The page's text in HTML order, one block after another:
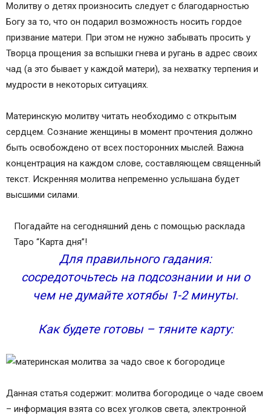
Молитву о детях произносить следует с благодарностью
Богу за то, что он подарил возможность носить гордое
призвание матери. При этом не нужно забывать просить у
Творца прощения за вспышки гнева и ругань в адрес своих
чад (а это бывает у каждой матери), за нехватку терпения и
мудрости в некоторых ситуациях.
Материнскую молитву читать необходимо с открытым
сердцем. Сознание женщины в момент прочтения должно
быть освобождено от всех посторонних мыслей. Важна
концентрация на каждом слове, составляющем священный
текст. Искренняя молитва непременно услышана будет
высшими силами.
Погадайте на сегодняшний день c помощью расклада
Таро “Карта дня”!
Для правильного гадания:
сосредоточьтесь на подсознании и ни о
чем не думайте хотябы 1-2 минуты.
Как будете готовы – тяните карту:
Данная статья содержит: молитва богородице о чаде своем
– информация взята со вcех уголков света, электронной